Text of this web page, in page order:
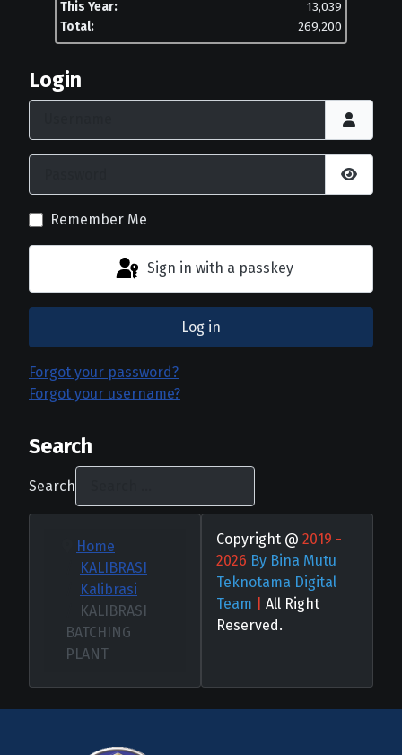
This Year:
13,039
Total:
269,200
Login
Username
Password
Show
Remember Me
Sign in with a passkey
Log in
Forgot your password?
Forgot your username?
Search
Search
Home
KALIBRASI
Kalibrasi
KALIBRASI
BATCHING
PLANT
Copyright @ 2019 -
2026 By Bina Mutu
Teknotama Digital
Team
All Right
Reserved.